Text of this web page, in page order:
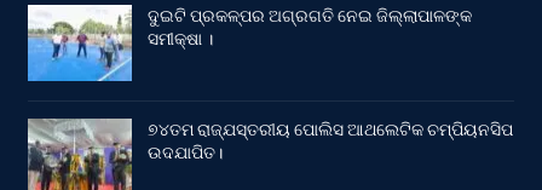
ଦୁଇଟି ପ୍ରକଳ୍ପର ଅଗ୍ରଗତି ନେଇ ଜିଲ୍ଲାପାଳଙ୍କ
ସମୀକ୍ଷା ।
୭୪ତମ ରାଜ୍ଯସ୍ତରୀୟ ପୋଲିସ ଆଥଲେଟିକ ଚମ୍ପିୟନସିପ
ଉଦଯାପିତ।